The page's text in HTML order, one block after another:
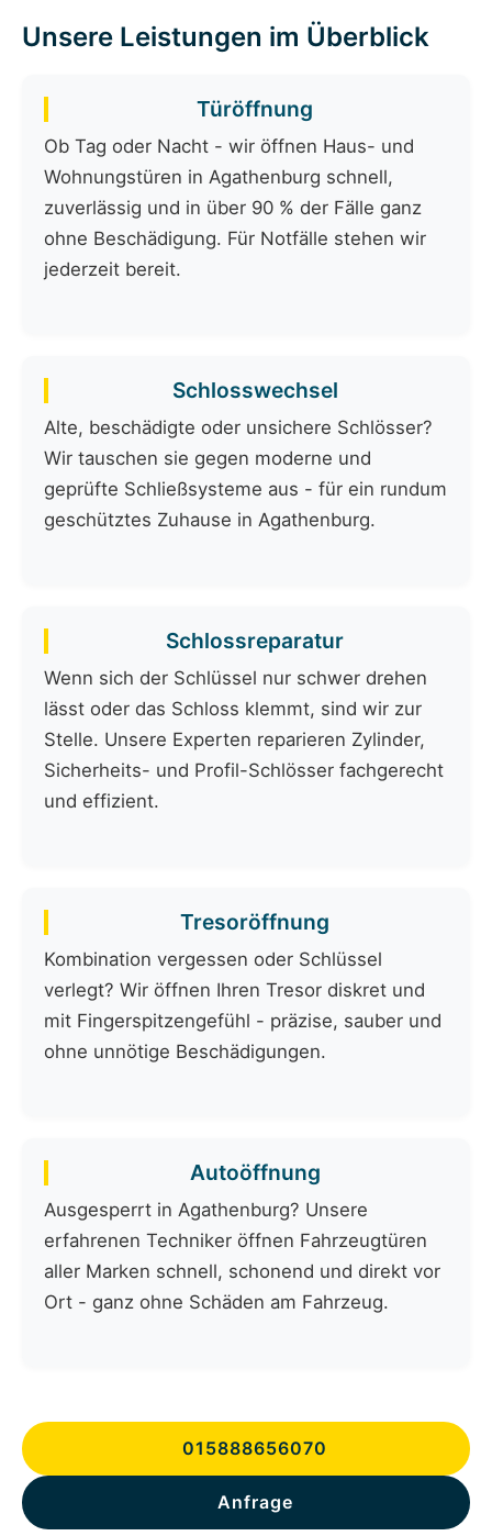
Unsere Leistungen im Überblick
Türöffnung
Ob Tag oder Nacht - wir öffnen Haus- und
Wohnungstüren in Agathenburg schnell,
zuverlässig und in über 90 % der Fälle ganz
ohne Beschädigung. Für Notfälle stehen wir
jederzeit bereit.
Schlosswechsel
Alte, beschädigte oder unsichere Schlösser?
Wir tauschen sie gegen moderne und
geprüfte Schließsysteme aus - für ein rundum
geschütztes Zuhause in Agathenburg.
Schlossreparatur
Wenn sich der Schlüssel nur schwer drehen
lässt oder das Schloss klemmt, sind wir zur
Stelle. Unsere Experten reparieren Zylinder,
Sicherheits- und Profil-Schlösser fachgerecht
und effizient.
Tresoröffnung
Kombination vergessen oder Schlüssel
verlegt? Wir öffnen Ihren Tresor diskret und
mit Fingerspitzengefühl - präzise, sauber und
ohne unnötige Beschädigungen.
Autoöffnung
Ausgesperrt in Agathenburg? Unsere
erfahrenen Techniker öffnen Fahrzeugtüren
aller Marken schnell, schonend und direkt vor
Ort - ganz ohne Schäden am Fahrzeug.
015888656070
Anfrage